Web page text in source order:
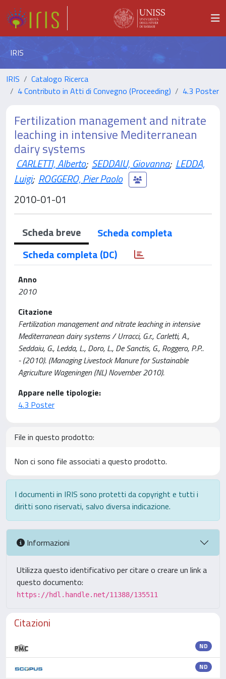
IRIS
IRIS
Catalogo Ricerca
4 Contributo in Atti di Convegno (Proceeding)
4.3 Poster
Fertilization management and nitrate
leaching in intensive Mediterranean
dairy systems
CARLETTI, Alberto; SEDDAIU, Giovanna; LEDDA,
Luigi; ROGGERO, Pier Paolo
2010-01-01
Scheda breve
Scheda completa
Scheda completa (DC)
Anno
2010
Citazione
Fertilization management and nitrate leaching in intensive
Mediterranean dairy systems / Urracci, G.r., Carletti, A.,
Seddaiu, G., Ledda, L., Doro, L., De Sanctis, G., Roggero, P.P..
- (2010). (Managing Livestock Manure for Sustainable
Agriculture Wageningen (NL) November 2010).
Appare nelle tipologie:
4.3 Poster
File in questo prodotto:
Non ci sono file associati a questo prodotto.
I documenti in IRIS sono protetti da copyright e tutti i
diritti sono riservati, salvo diversa indicazione.
Informazioni
Utilizza questo identificativo per citare o creare un link a
questo documento:
https://hdl.handle.net/11388/135511
Citazioni
ND
ND